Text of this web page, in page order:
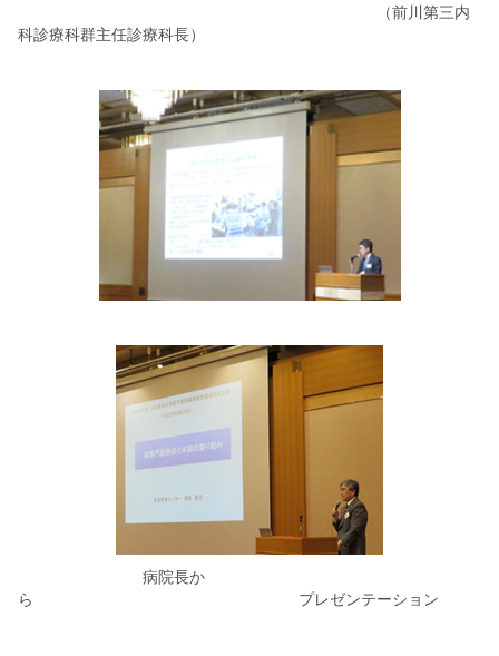
（前川第三内
科診療科群主任診療科長）
病院長か
ら プレゼンテーション